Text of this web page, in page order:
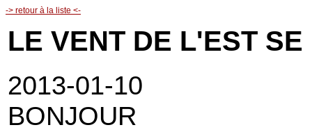
-> retour à la liste <-
LE VENT DE L'EST SE
2013-01-10
BONJOUR